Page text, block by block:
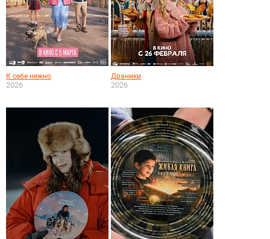
К себе нежно
2026
Драники
2026